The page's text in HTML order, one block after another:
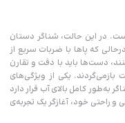
در این حالت، شناگر دستان
که پاها با ضربات سریع از
دست‌ها باید با دقت و تقارن
یکی از ویژگی‌های
کامل بالای آب قرار دارد
راحتی خود، آغازگر یک تجربه‌ی